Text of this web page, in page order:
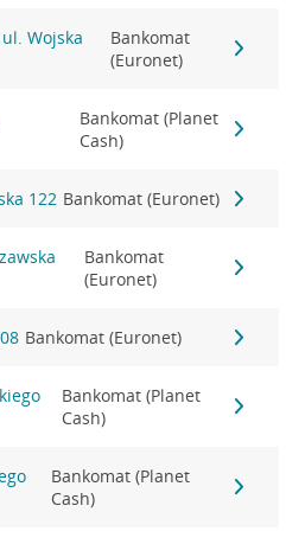
Wojska
Bankomat
(Euronet)
Bankomat (Planet
Cash)
122 Bankomat (Euronet)
Bankomat
(Euronet)
Bankomat (Euronet)
Bankomat (Planet
Cash)
Bankomat (Planet
Cash)